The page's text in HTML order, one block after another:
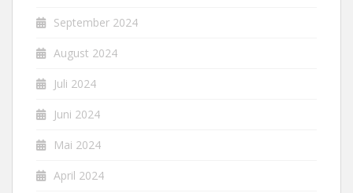
September 2024
August 2024
Juli 2024
Juni 2024
Mai 2024
April 2024